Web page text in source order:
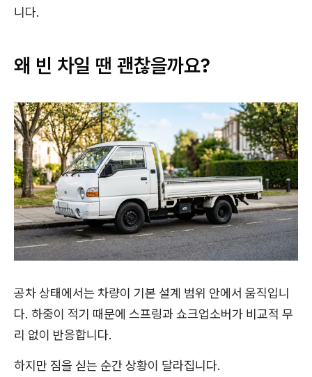
니다.
왜 빈 차일 땐 괜찮을까요?
공차 상태에서는 차량이 기본 설계 범위 안에서 움직입니
다. 하중이 적기 때문에 스프링과 쇼크업소버가 비교적 무
리 없이 반응합니다.
하지만 짐을 싣는 순간 상황이 달라집니다.